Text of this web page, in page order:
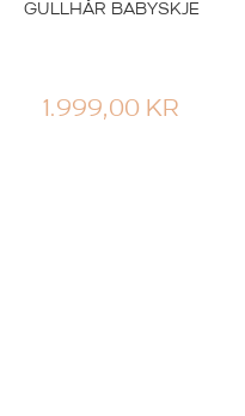
GULLHÅR BABYSKJE
1.999,00 KR